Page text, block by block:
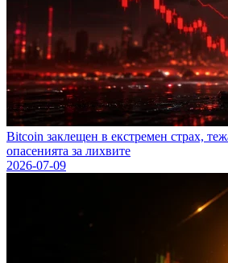
Bitcoin заклещен в екстремен страх,
опасенията за лихвите
2026-07-09